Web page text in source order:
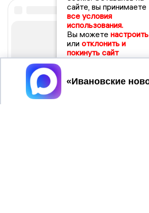
сайте, вы принимаете
все условия
использования.
Вы можете настроить
или отклонить и
покинуть сайт
Принять